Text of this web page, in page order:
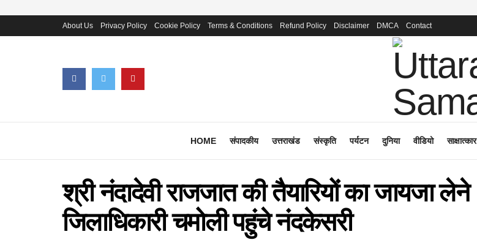
About Us Privacy Policy Cookie Policy Terms & Conditions Refund Policy Disclaimer DMCA Contact
HOME संपादकीय उत्तराखंड संस्कृति पर्यटन दुनिया वीडियो साक्षात्कार
श्री नंदादेवी राजजात की तैयारियों का जायजा लेने
जिलाधिकारी चमोली पहुंचे नंदकेसरी